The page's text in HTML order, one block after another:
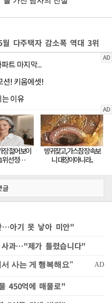
다주택자 감소폭 역대 3위
글
…아기 못 낳아 미안"
과…"제가 틀렸습니다"
450억에 매물로"